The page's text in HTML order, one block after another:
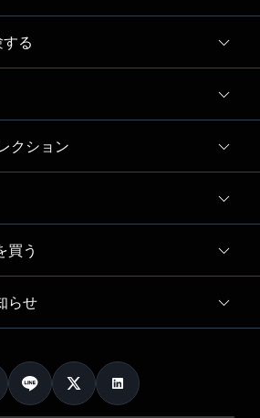
る
デル
クション
ト
う
らせ
ーン